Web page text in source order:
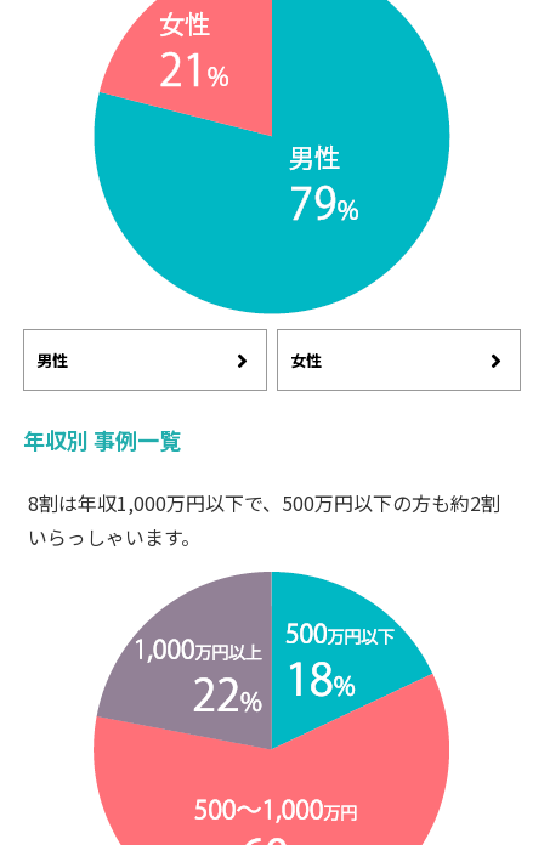
男性 女性
年収別 事例一覧
8割は年収1,000万円以下で、500万円以下の方も約2割
いらっしゃいます。